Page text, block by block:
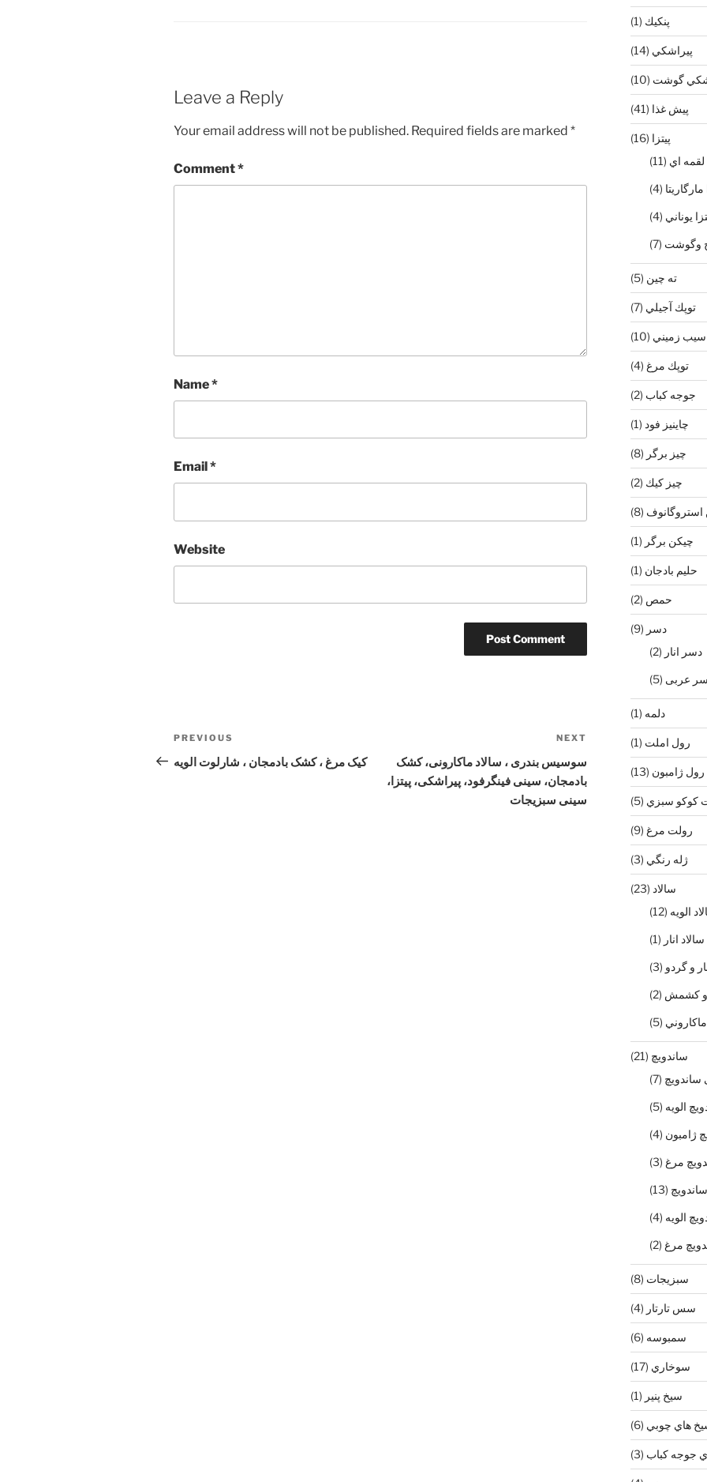
Leave a Reply
Your email address will not be published. Required fields are marked *
Comment*
Name*
Email*
Website
Post
navigation
Previous
Post
PREVIOUS
کیک مرغ ، کشک بادمجان ، شارلوت الویه
NEXT
سوسیس بندری ، سالاد ماکارونی، کشک
بادمجان، سینی فینگرفود، پیراشکی، پیتزا،
سینی سبزیجات
پنكيك (1)
پيراشكي (14)
گوشت (10)
پيش غذا (41)
پیتزا (16)
لقمه اي (11)
مارگاريتا (4)
يوناني (4)
و‌گوشت (7)
ته چين (5)
توپك آجيلي (7)
سيب زميني (10)
توپك مرغ (4)
جوجه كباب (2)
چاينيز فود (1)
چيز برگر (8)
چيز كيك (2)
استروگانوف (8)
چیکن برگر (1)
حليم بادجان (1)
حمص (2)
دسر (9)
دسر انار (2)
عربی (5)
دلمه (1)
رول املت (1)
رول ژامبون (13)
كوكو سبزي (5)
رولت مرغ (9)
ژله رنگي (3)
سالاد (23)
الويه (12)
سالاد انار (1)
و گردو (3)
و كشمش (2)
(5)
ساندویچ (21)
ساندويچ (7)
الويه (5)
ژامبون (4)
مرغ (3)
(13)
الويه (4)
مرغ (2)
سبزيجات (8)
سس تارتار (4)
سمبوسه (6)
سوخاري (17)
سيخ پنير (1)
هاي چوبي (6)
جوجه كباب (3)